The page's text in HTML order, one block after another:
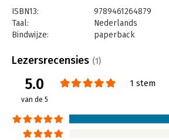
ISBN13:
9789461264879
Taal:
Nederlands
Bindwijze:
paperback
Uitgever:
Uitgeverij Haystack
Verschijningsdatum:
20-1-2022
Hoofdrubriek:
Lezersrecensies (1)
5.0
van de 5
1 stem